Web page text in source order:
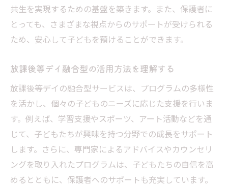
共生型放課後デイの基本構造を理解する
放課後等デイサービスにおける共生型の基
本
法
放課後等デイ共生型の基本的な仕組み
共生型デイサービスの概要とその重要性
放課後等デイ共生型が目指す未来
グレーゾーンの子どもと放課後デイ
放課後等デイでのグレーゾーンの子ども支
援
共生を実現するための基盤を築きます。また、保護者に
とっても、さまざまな視点からのサポートが受けられる
ため、安心して子どもを預けることができます。
放課後等デイ融合型の活用方法を理解する
放課後等デイの融合型サービスは、プログラムの多様性
を活かし、個々の子どものニーズに応じた支援を行いま
す。例えば、学習支援やスポーツ、アート活動などを通
じて、子どもたちが興味を持つ分野での成長をサポート
します。さらに、専門家によるアドバイスやカウンセリ
ングを取り入れたプログラムは、子どもたちの自信を高
めるとともに、保護者へのサポートも充実しています。